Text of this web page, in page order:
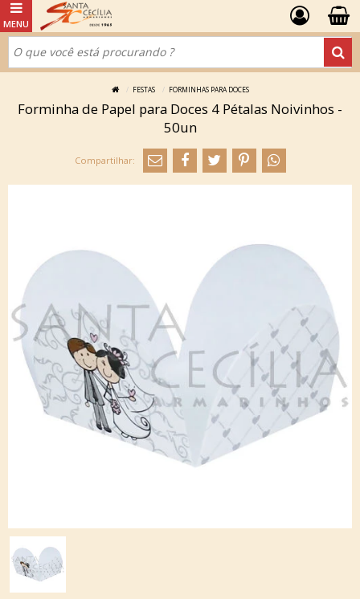
FESTAS FORMINHAS PARA DOCES
Forminha de Papel para Doces 4 Pétalas Noivinhos -
50un